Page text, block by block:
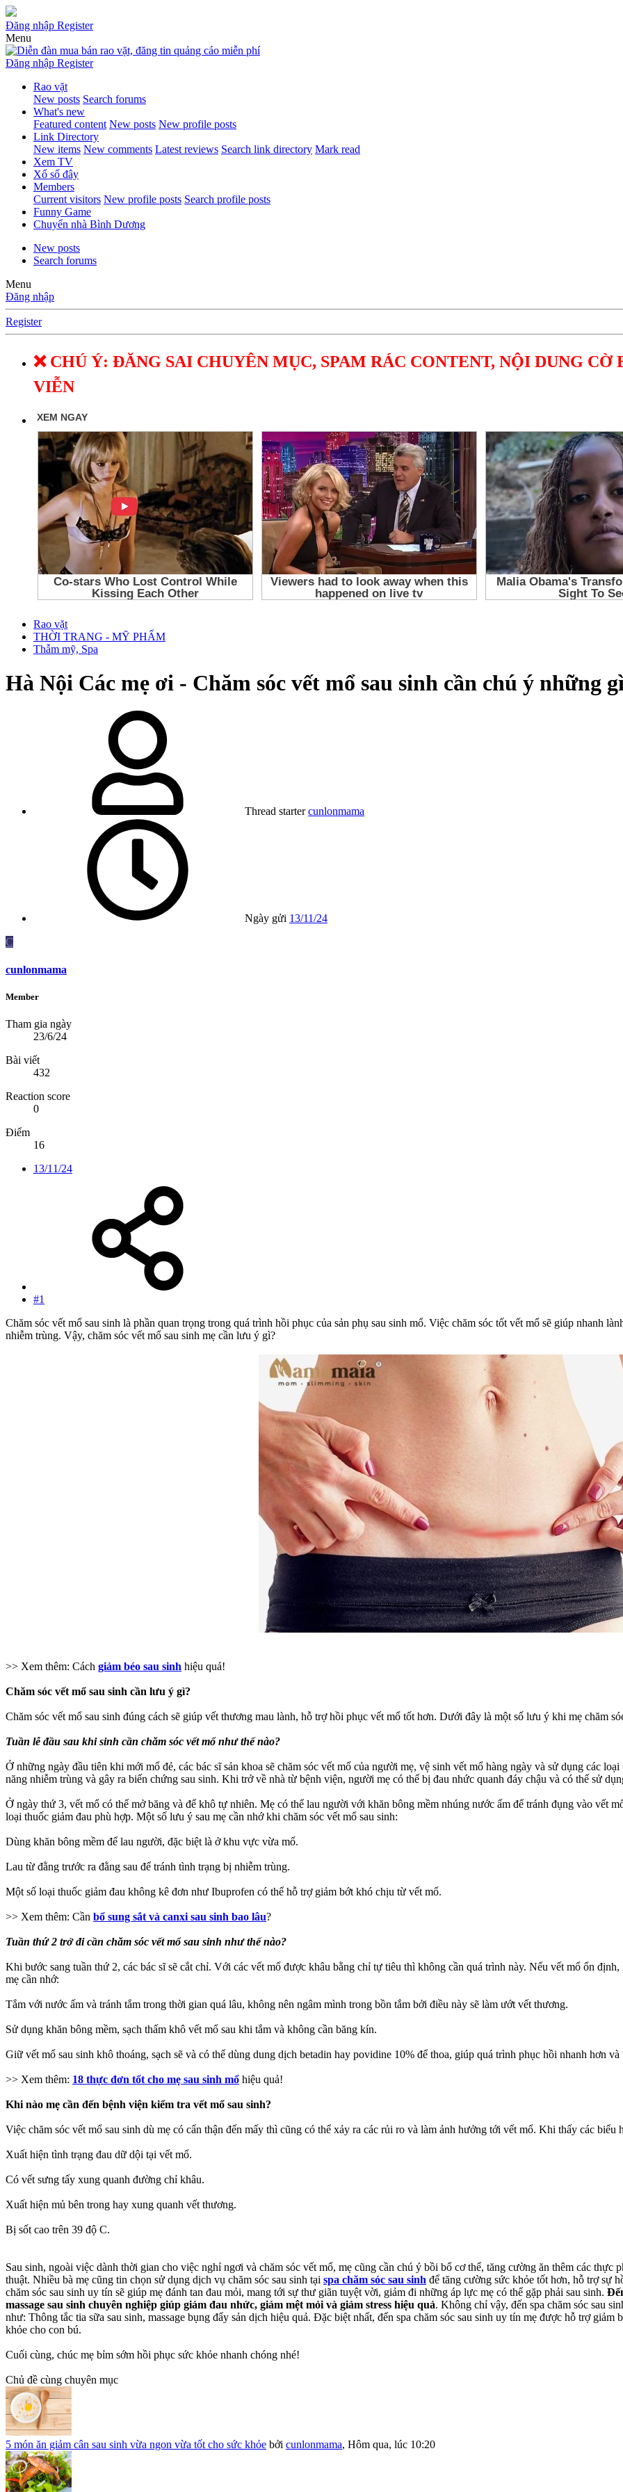
Đăng nhập Register
Menu
Đăng nhập Register
Rao vặt
New posts Search forums
What's new
Featured content New posts New profile posts
Link Directory
New items New comments Latest reviews Search link directory Mark read
Xem TV
Xổ số đây
Members
Current visitors New profile posts Search profile posts
Funny Game
Chuyển nhà Bình Dương
New posts
Search forums
Menu
Đăng nhập
Register
❌ CHÚ Ý: ĐĂNG SAI CHUYÊN MỤC, SPAM RÁC CONTENT, NỘI DUNG
VIỄN
Rao vặt
THỜI TRANG - MỸ PHẨM
Thẫm mỹ, Spa
Hà Nội Các mẹ ơi - Chăm sóc vết mổ sau sinh cần chú ý những
Thread starter cunlonmama
Ngày gửi 13/11/24
C
cunlonmama
Member
Tham gia ngày
23/6/24
Bài viết
432
Reaction score
0
Điểm
16
13/11/24
#1
Chăm sóc vết mổ sau sinh là phần quan trọng trong quá trình hồi phục của sản phụ sau sinh mổ. Việc chăm sóc tốt vết mổ sẽ giúp nhanh
nhiễm trùng. Vậy, chăm sóc vết mổ sau sinh mẹ cần lưu ý gì?
>> Xem thêm: Cách giảm béo sau sinh hiệu quả!
Chăm sóc vết mổ sau sinh cần lưu ý gì?
Chăm sóc vết mổ sau sinh đúng cách sẽ giúp vết thương mau lành, hỗ trợ hồi phục vết mổ tốt hơn. Dưới đây là một số lưu ý khi mẹ chăm
Tuần lễ đầu sau khi sinh cần chăm sóc vết mổ như thế nào?
Ở những ngày đầu tiên khi mới mổ đẻ, các bác sĩ sản khoa sẽ chăm sóc vết mổ của người mẹ, vệ sinh vết mổ hàng ngày và sử dụng các
năng nhiễm trùng và gây ra biến chứng sau sinh. Khi trở về nhà từ bệnh viện, người mẹ có thể bị đau nhức quanh đáy chậu và có thể sử
Ở ngày thứ 3, vết mổ có thể mở băng và để khô tự nhiên. Mẹ có thể lau người với khăn bông mềm nhúng nước ấm để tránh đụng vào vết
loại thuốc giảm đau phù hợp. Một số lưu ý sau mẹ cần nhớ khi chăm sóc vết mổ sau sinh:
Dùng khăn bông mềm để lau người, đặc biệt là ở khu vực vừa mổ.
Lau từ đằng trước ra đằng sau để tránh tình trạng bị nhiễm trùng.
Một số loại thuốc giảm đau không kê đơn như Ibuprofen có thể hỗ trợ giảm bớt khó chịu từ vết mổ.
>> Xem thêm: Cần bổ sung sắt và canxi sau sinh bao lâu?
Tuần thứ 2 trở đi cần chăm sóc vết mổ sau sinh như thế nào?
Khi bước sang tuần thứ 2, các bác sĩ sẽ cắt chỉ. Với các vết mổ được khâu bằng chỉ tự tiêu thì không cần quá trình này. Nếu vết mổ ổn
mẹ cần nhớ:
Tắm với nước ấm và tránh tắm trong thời gian quá lâu, không nên ngâm mình trong bồn tắm bởi điều này sẽ làm ướt vết thương.
Sử dụng khăn bông mềm, sạch thấm khô vết mổ sau khi tắm và không cần băng kín.
Giữ vết mổ sau sinh khô thoáng, sạch sẽ và có thể dùng dung dịch betadin hay povidine 10% để thoa, giúp quá trình phục hồi nhanh hơn
>> Xem thêm: 18 thực đơn tốt cho mẹ sau sinh mổ hiệu quả!
Khi nào mẹ cần đến bệnh viện kiểm tra vết mổ sau sinh?
Việc chăm sóc vết mổ sau sinh dù mẹ có cẩn thận đến mấy thì cũng có thể xảy ra các rủi ro và làm ảnh hưởng tới vết mổ. Khi thấy các biểu
Xuất hiện tình trạng đau dữ dội tại vết mổ.
Có vết sưng tấy xung quanh đường chỉ khâu.
Xuất hiện mủ bên trong hay xung quanh vết thương.
Bị sốt cao trên 39 độ C.
Sau sinh, ngoài việc dành thời gian cho việc nghỉ ngơi và chăm sóc vết mổ, mẹ cũng cần chú ý bồi bổ cơ thể, tăng cường ăn thêm các thực
thuật. Nhiều bà mẹ cũng tin chọn sử dụng dịch vụ chăm sóc sau sinh tại spa chăm sóc sau sinh để tăng cường sức khỏe tốt hơn, hỗ trợ sự
chăm sóc sau sinh uy tín sẽ giúp mẹ đánh tan đau mỏi, mang tới sự thư giãn tuyệt vời, giảm đi những áp lực mẹ có thể gặp phải sau sinh.
massage sau sinh chuyên nghiệp giúp giảm đau nhức, giảm mệt mỏi và giảm stress hiệu quả. Không chỉ vậy, đến spa chăm sóc sau
như: Thông tắc tia sữa sau sinh, massage bụng đẩy sản dịch hiệu quả. Đặc biệt nhất, đến spa chăm sóc sau sinh uy tín mẹ được hỗ trợ
khỏe cho con bú.
Cuối cùng, chúc mẹ bỉm sớm hồi phục sức khỏe nhanh chóng nhé!
Chủ đề cùng chuyên mục
5 món ăn giảm cân sau sinh vừa ngon vừa tốt cho sức khỏe bởi cunlonmama, Hôm qua, lúc 10:20